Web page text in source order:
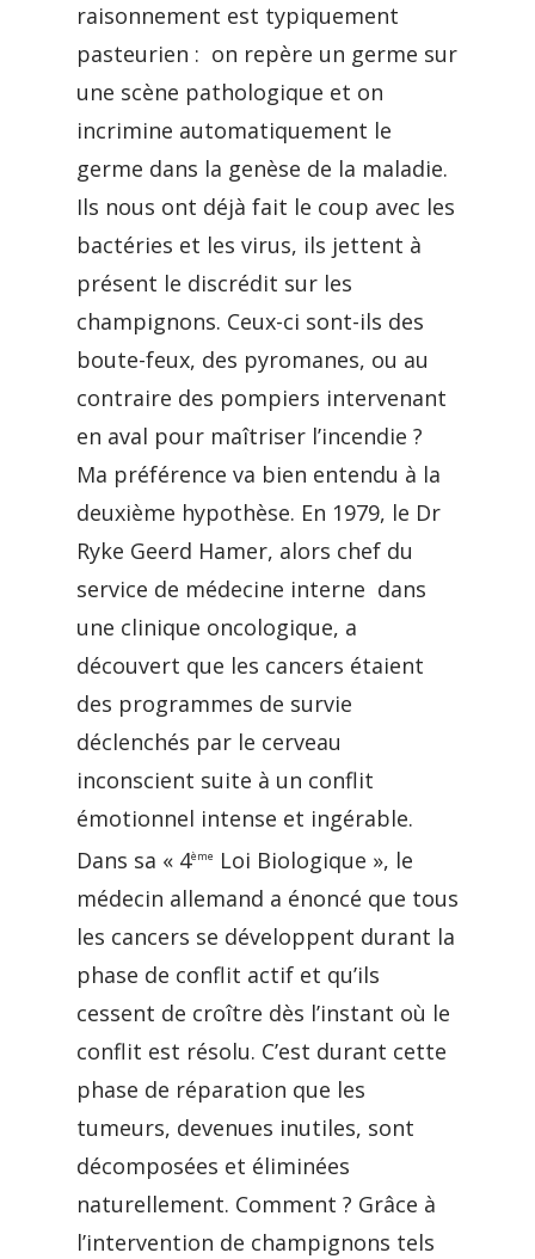
raisonnement est typiquement
pasteurien : on repère un germe sur
une scène pathologique et on
incrimine automatiquement le
germe dans la genèse de la maladie.
Ils nous ont déjà fait le coup avec les
bactéries et les virus, ils jettent à
présent le discrédit sur les
champignons. Ceux-ci sont-ils des
boute-feux, des pyromanes, ou au
contraire des pompiers intervenant
en aval pour maîtriser l’incendie ?
Ma préférence va bien entendu à la
deuxième hypothèse. En 1979, le Dr
Ryke Geerd Hamer, alors chef du
service de médecine interne dans
une clinique oncologique, a
découvert que les cancers étaient
des programmes de survie
déclenchés par le cerveau
inconscient suite à un conflit
émotionnel intense et ingérable.
Dans sa « 4ème
Loi Biologique », le
médecin allemand a énoncé que tous
les cancers se développent durant la
phase de conflit actif et qu’ils
cessent de croître dès l’instant où le
conflit est résolu. C’est durant cette
phase de réparation que les
tumeurs, devenues inutiles, sont
décomposées et éliminées
naturellement. Comment ? Grâce à
l’intervention de champignons tels